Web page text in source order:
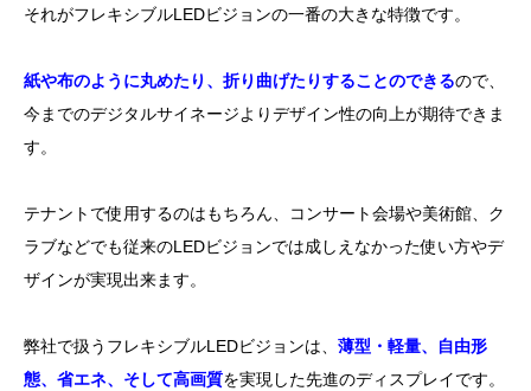
それがフレキシブルLEDビジョンの一番の大きな特徴です。
紙や布のように丸めたり、折り曲げたりすることのできるので、
今までのデジタルサイネージよりデザイン性の向上が期待できま
す。
テナントで使用するのはもちろん、コンサート会場や美術館、ク
ラブなどでも従来のLEDビジョンでは成しえなかった使い方やデ
ザインが実現出来ます。
弊社で扱うフレキシブルLEDビジョンは、 薄型・軽量、自由形
態、省エネ、そして高画質を実現した先進のディスプレイです。